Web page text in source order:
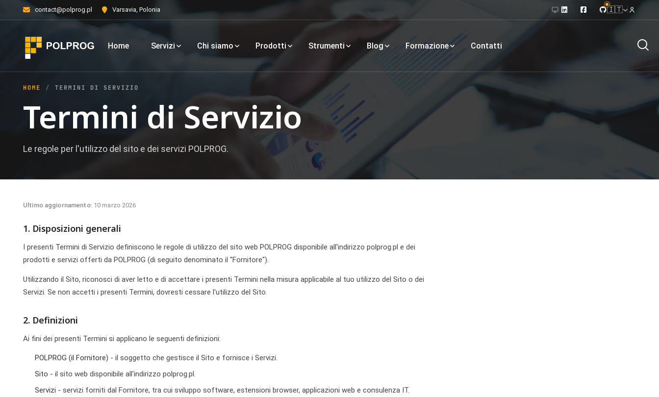
contact@polprog.pl Varsavia, Polonia 🇮🇹
Home Servizi Chi siamo Prodotti Strumenti Blog Formazione Contatti
Termini di Servizio
Le regole per l'utilizzo del sito e dei servizi POLPROG.
HOME TERMINI DI SERVIZIO
Ultimo aggiornamento:10 marzo 2026
1. Disposizioni generali
I presenti Termini di Servizio definiscono le regole di utilizzo del sito web POLPROG disponibile all'indirizzo polprog.pl e dei
prodotti e servizi offerti da POLPROG (di seguito denominato il "Fornitore").
Utilizzando il Sito, riconosci di aver letto e di accettare i presenti Termini nella misura applicabile al tuo utilizzo del Sito o dei
Servizi. Se non accetti i presenti Termini, dovresti cessare l'utilizzo del Sito.
2. Definizioni
Ai fini dei presenti Termini si applicano le seguenti definizioni:
POLPROG (il Fornitore) - il soggetto che gestisce il Sito e fornisce i Servizi.
Sito - il sito web disponibile all'indirizzo polprog.pl.
Servizi - servizi forniti dal Fornitore, tra cui sviluppo software, estensioni browser, applicazioni web e consulenza IT.